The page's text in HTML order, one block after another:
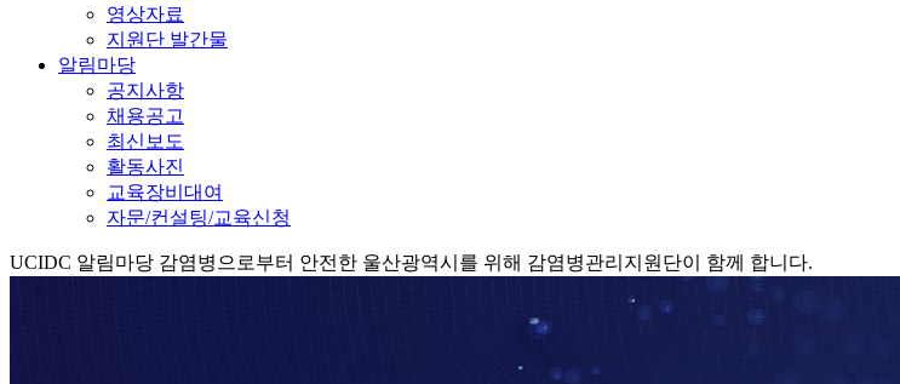
영상자료
지원단 발간물
알림마당
공지사항
채용공고
최신보도
활동사진
교육장비대여
자문/컨설팅/교육신청
UCIDC 알림마당 감염병으로부터 안전한 울산광역시를 위해 감염병관리지원단이 함께 합니다.